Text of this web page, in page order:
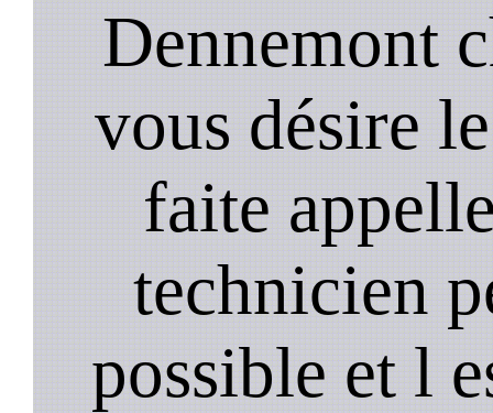
Dennemont
vous désire
faite
technicien
possible et l